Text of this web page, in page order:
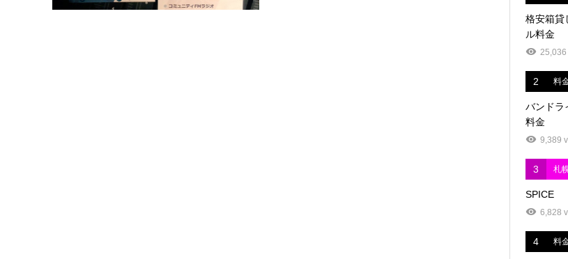
格安箱貸
ル料金
2 料
バンドラ
料金
9,389
3 札
SPICE
6,828
4 料